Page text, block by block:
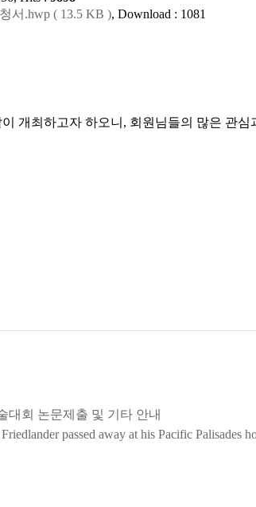
서.hwp ( 13.5 KB ), Download : 1081
개최하고자 하오니, 회원님들의 많은 관심
대회 논문제출 및 기타 안내
passed away at his Pacific Palisades